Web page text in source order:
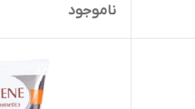
ناموجود